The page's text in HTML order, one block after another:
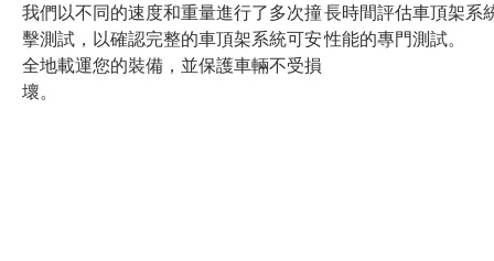
我們以不同的速度和重量進行了多次撞
擊測試，以確認完整的車頂架系統可安
全地載運您的裝備，並保護車輛不受損
壞。
長時間評估車頂架系
性能的專門測試。